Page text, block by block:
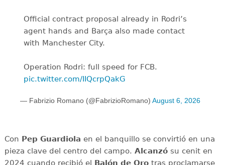
Official contract proposal already in Rodri’s
agent hands and Barça also made contact
with Manchester City.
Operation Rodri: full speed for FCB.
pic.twitter.com/IIQcrpQakG
— Fabrizio Romano (@FabrizioRomano) August 6, 2026
Con Pep Guardiola en el banquillo se convirtió en una
pieza clave del centro del campo. Alcanzósu cenit en
2024 cuando recibió el Balón de Orotras proclamarse